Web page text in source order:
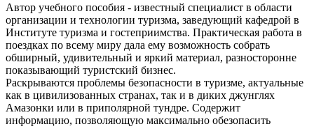
Автор учебного пособия - известный специалист в области
организации и технологии туризма, заведующий кафедрой в
Институте туризма и гостеприимства. Практическая работа в
поездках по всему миру дала ему возможность собрать
обширный, удивительный и яркий материал, разносторонне
показывающий туристский бизнес.
Раскрываются проблемы безопасности в туризме, актуальные
как в цивилизованных странах, так и в диких джунглях
Амазонки или в приполярной тундре. Содержит
информацию, позволяющую максимально обезопасить